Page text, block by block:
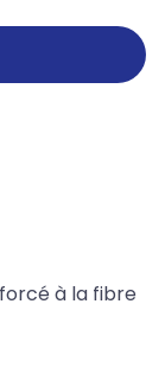
à la fibre